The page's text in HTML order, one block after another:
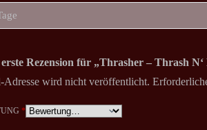
Rezension für „Thrasher – Thrash
wird nicht veröffentlicht.
*